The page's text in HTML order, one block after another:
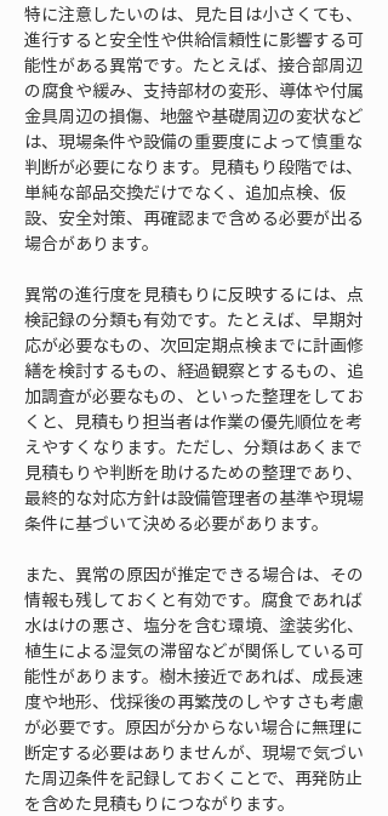
特に注意したいのは、見た目は小さくても、
進行すると安全性や供給信頼性に影響する可
能性がある異常です。たとえば、接合部周辺
の腐食や緩み、支持部材の変形、導体や付属
金具周辺の損傷、地盤や基礎周辺の変状など
は、現場条件や設備の重要度によって慎重な
判断が必要になります。見積もり段階では、
単純な部品交換だけでなく、追加点検、仮
設、安全対策、再確認まで含める必要が出る
場合があります。
異常の進行度を見積もりに反映するには、点
検記録の分類も有効です。たとえば、早期対
応が必要なもの、次回定期点検までに計画修
繕を検討するもの、経過観察とするもの、追
加調査が必要なもの、といった整理をしてお
くと、見積もり担当者は作業の優先順位を考
えやすくなります。ただし、分類はあくまで
見積もりや判断を助けるための整理であり、
最終的な対応方針は設備管理者の基準や現場
条件に基づいて決める必要があります。
また、異常の原因が推定できる場合は、その
情報も残しておくと有効です。腐食であれば
水はけの悪さ、塩分を含む環境、塗装劣化、
植生による湿気の滞留などが関係している可
能性があります。樹木接近であれば、成長速
度や地形、伐採後の再繁茂のしやすさも考慮
が必要です。原因が分からない場合に無理に
断定する必要はありませんが、現場で気づい
た周辺条件を記録しておくことで、再発防止
を含めた見積もりにつながります。